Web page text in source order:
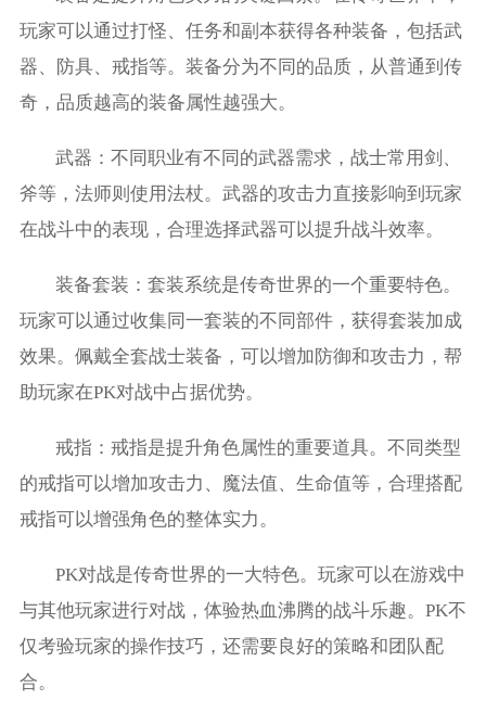
玩家可以通过打怪、任务和副本获得各种装备，包括武
器、防具、戒指等。装备分为不同的品质，从普通到传
奇，品质越高的装备属性越强大。
武器：不同职业有不同的武器需求，战士常用剑、
斧等，法师则使用法杖。武器的攻击力直接影响到玩家
在战斗中的表现，合理选择武器可以提升战斗效率。
装备套装：套装系统是传奇世界的一个重要特色。
玩家可以通过收集同一套装的不同部件，获得套装加成
效果。佩戴全套战士装备，可以增加防御和攻击力，帮
助玩家在PK对战中占据优势。
戒指：戒指是提升角色属性的重要道具。不同类型
的戒指可以增加攻击力、魔法值、生命值等，合理搭配
戒指可以增强角色的整体实力。
PK对战是传奇世界的一大特色。玩家可以在游戏中
与其他玩家进行对战，体验热血沸腾的战斗乐趣。PK不
仅考验玩家的操作技巧，还需要良好的策略和团队配
合。